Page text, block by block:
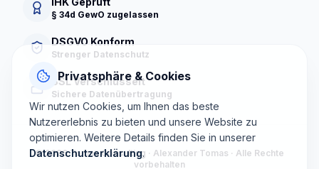
§ 34d GewO zugelassen
DSGVO Konform
Strenger Datenschutz
SSL Verschlüsselt
Sichere Datenübertragung
©2026Tomas Consulting · Alexander Tomas · Alle Rechte
vorbehalten
Privatsphäre & Cookies
Wir nutzen Cookies, um Ihnen das beste
Nutzererlebnis zu bieten und unsere Website zu
optimieren. Weitere Details finden Sie in unserer
Datenschutzerklärung.